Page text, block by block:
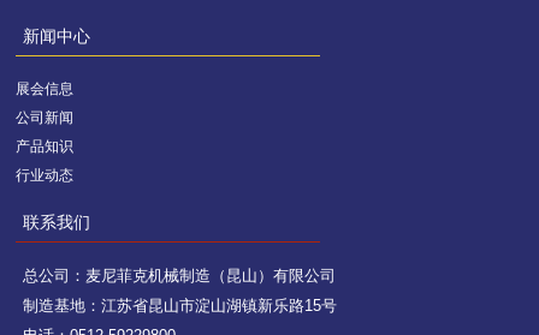
新闻中心
展会信息
公司新闻
产品知识
行业动态
联系我们
总公司：麦尼菲克机械制造（昆山）有限公司
制造基地：江苏省昆山市淀山湖镇新乐路15号